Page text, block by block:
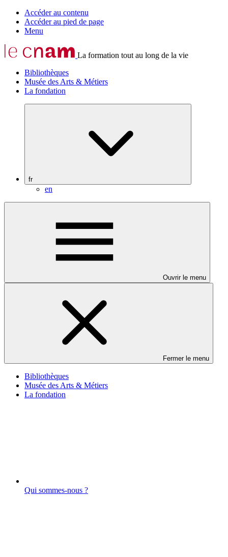
Accéder au contenu
Accéder au pied de page
Menu
La formation tout au long de la vie
Bibliothèques
Musée des Arts & Métiers
La fondation
fr
en
Ouvrir le menu
Fermer le menu
Bibliothèques
Musée des Arts & Métiers
La fondation
Qui sommes-nous ?